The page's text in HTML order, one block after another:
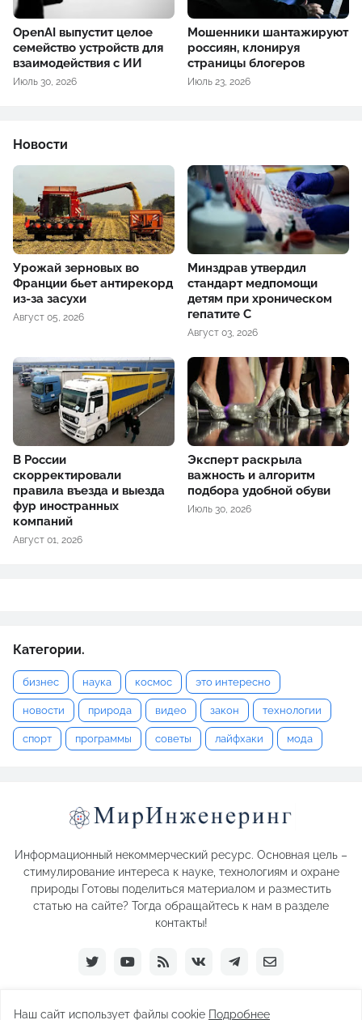
OpenAI выпустит целое
семейство устройств для
взаимодействия с ИИ
Июль 30, 2026
Мошенники шантажируют
россиян, клонируя
страницы блогеров
Июль 23, 2026
Новости
Урожай зерновых во
Франции бьет антирекорд
из-за засухи
Август 05, 2026
Минздрав утвердил
стандарт медпомощи
детям при хроническом
гепатите С
Август 03, 2026
В России
скорректировали
правила въезда и выезда
фур иностранных
компаний
Август 01, 2026
Эксперт раскрыла
важность и алгоритм
подбора удобной обуви
Июль 30, 2026
Категории.
бизнес наука космос это интересно
новости природа видео закон технологии
спорт программы советы лайфхаки мода
Информационный некоммерческий ресурс. Основная цель –
стимулирование интереса к науке, технологиям и охране
природы Готовы поделиться материалом и разместить
статью на сайте? Тогда обращайтесь к нам в разделе
контакты!
Наш сайт использует файлы cookie Подробнее